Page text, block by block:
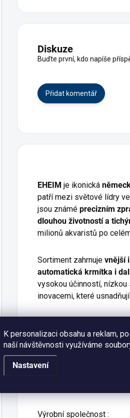
K personalizaci obsahu a reklam,
naší návštěvnosti využíváme
Nastavení
Diskuze
Buďte první, kdo napíše
Přidat komentář
EHEIM je ikonická
patří mezi světové lídry
jsou známé precizním
dlouhou životností a
milionů akvaristů po
Sortiment zahrnuje vnější
automatická krmítka i
vysokou účinností, nízkou
inovacemi, které
jednou z nejlepších voleb
Výrobní společnost :